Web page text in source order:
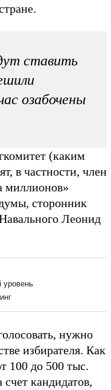
ставить
озабочены
(каким
в частности, член
миллионов»
сторонник
Леонид
нужно
избирателя. Как
100 до 500 тыс.
кандидатов,